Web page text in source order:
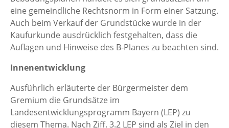
eine gemeindliche Rechtsnorm in Form einer Satzung.
Auch beim Verkauf der Grundstücke wurde in der
Kaufurkunde ausdrücklich festgehalten, dass die
Auflagen und Hinweise des B-Planes zu beachten sind.
Innenentwicklung
Ausführlich erläuterte der Bürgermeister dem
Gremium die Grundsätze im
Landesentwicklungsprogramm Bayern (LEP) zu
diesem Thema. Nach Ziff. 3.2 LEP sind als Ziel in den